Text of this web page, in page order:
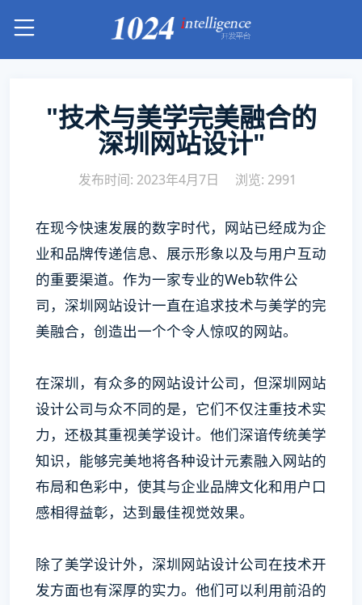
"技术与美学完美融合的
深圳网站设计"
发布时间: 2023年4月7日 浏览: 2991
在现今快速发展的数字时代，网站已经成为企
业和品牌传递信息、展示形象以及与用户互动
的重要渠道。作为一家专业的Web软件公
司，深圳网站设计一直在追求技术与美学的完
美融合，创造出一个个令人惊叹的网站。
在深圳，有众多的网站设计公司，但深圳网站
设计公司与众不同的是，它们不仅注重技术实
力，还极其重视美学设计。他们深谙传统美学
知识，能够完美地将各种设计元素融入网站的
布局和色彩中，使其与企业品牌文化和用户口
感相得益彰，达到最佳视觉效果。
除了美学设计外，深圳网站设计公司在技术开
发方面也有深厚的实力。他们可以利用前沿的